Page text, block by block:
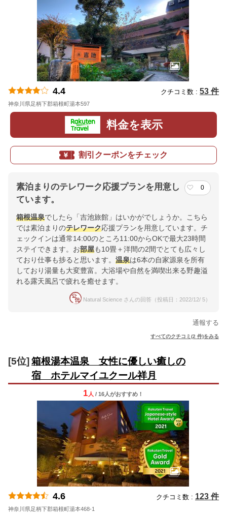
4.4 クチコミ数 : 53 件
神奈川県足柄下郡箱根町湯本597
料金を表示
割引クーポンをチェック
素泊まりのテレワーク応援プランを用意し
ています。
0
箱根温泉でしたら「吉池旅館」はいかがでしょうか。こちら
では素泊まりのテレワーク応援プランを用意しています。チ
ェックインは通常14:00のところ11:00からOKで最大23時間
ステイできます。お部屋も10畳＋洋間の2間でとても広々し
ており仕事も捗ると思います。 温泉は6本の自家源泉を所有
しており湯量も大変豊富。大浴場や自然を満喫出来る野趣溢
れる露天風呂で疲れを癒せます。
Natural Science さんの回答（投稿日：2022/12/ 5）
通報する
すべてのクチコミ(2 件)をみる
[5位] 箱根湯本温泉 女性に優しい癒しの
宿 ホテルマイユクール祥月
1 人 / 16人がおすすめ！
4.6 クチコミ数 : 123 件
神奈川県足柄下郡箱根町湯本468-1